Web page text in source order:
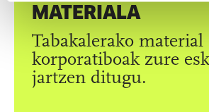
MATERIALA
Tabakalerako material
korporatiboak zure
jartzen ditugu.